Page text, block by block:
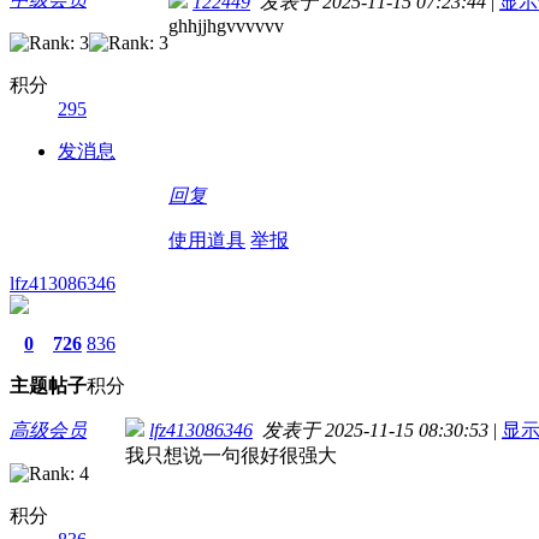
积分
295
发消息
ghhjjhgvvvvvv
回复
使用道具 举报
lfz413086346
0
主题
726
帖子
836
积分
高级会员
积分
lfz413086346 发表于 2025-11-15 08:30:53 | 显
我只想说一句很好很强大